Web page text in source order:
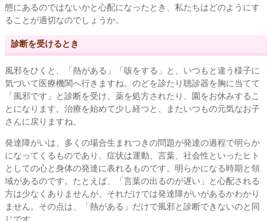
態にあるのではないかと心配になったとき、私たちはどのようにす
ることが適切なのでしょうか。
診断を受けるとき
風邪をひくと、「熱がある」「咳をする」と、いつもと違う様子に
気づいて医療機関へ行きますね。のどを診たり聴診器を胸に当てて
「風邪です」と診断を受け、薬を処方されたり、園をお休みするこ
とになります。治療を始めて少し経つと、またいつもの元気なお子
さんに戻りますね。
発達障がいは、多くの場合生まれつきの問題が発達の過程で明らか
になってくるものであり、症状は運動、言葉、社会性といったヒト
としての心と身体の発達に表れるものです。明らかになる時期と領
域があるのです。たとえば、「言葉の出るのが遅い」と心配される
方は少なくありませんが、それだけでは発達障がいがあるかわかり
ません。その点は、「熱がある」だけで風邪と診断できないのと同
じです。